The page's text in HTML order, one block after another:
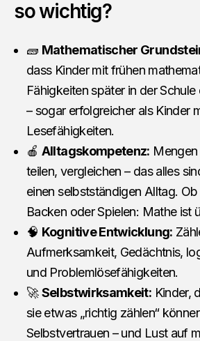
so wichtig?
🧱 Mathematischer
dass Kinder mit frühen
Fähigkeiten später in der
– sogar erfolgreicher als Kinder
Lesefähigkeiten.
🍎 Alltagskompetenz:
teilen, vergleichen – das alles
einen selbstständigen Alltag.
Backen oder Spielen: Mathe ist
🧠 Kognitive Entwicklung:
Aufmerksamkeit, Gedächtnis,
und Problemlösefähigkeiten.
🚀Selbstwirksamkeit: Kinder,
sie etwas „richtig zählen“
Selbstvertrauen – und Lust auf